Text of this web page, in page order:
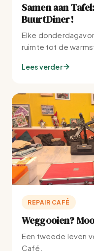
Samen aan
BuurtDiner!
Elke
ruimte tot de
Lees verder
REPAIR CAFÉ
Weggooien?
Een tweede leven
Café.